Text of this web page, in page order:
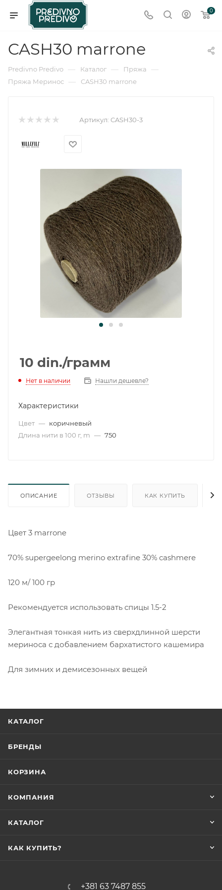
0
CASH30 marrone
Predivno Predivo — Каталог — Пряжа —
Пряжа Меринос — CASH30 marrone
Артикул: CASH30-3
10 din./грамм
Нет в наличии Нашли дешевле?
Характеристики
Цвет — коричневый
Длина нити в 100 г, m — 750
ОПИСАНИЕ ОТЗЫВЫ КАК КУПИТЬ
Цвет 3 marrone
70% supergeelong merino extrafine 30% cashmere
120 м/ 100 гр
Рекомендуется использовать спицы 1.5-2
Элегантная тонкая нить из сверхдлинной шерсти
мериноса с добавлением бархатистого кашемира
Для зимних и демисезонных вещей
КАТАЛОГ
БРЕНДЫ
КОРЗИНА
КОМПАНИЯ
КАТАЛОГ
КАК КУПИТЬ?
+381 63 7487 855